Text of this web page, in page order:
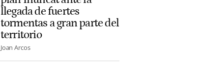
llegada de fuertes
tormentas a gran parte del
territorio
Joan Arcos